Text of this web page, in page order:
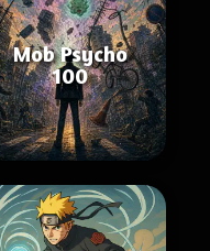
Mob Psycho
100